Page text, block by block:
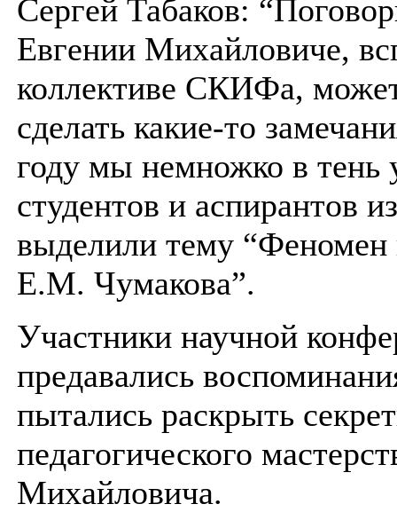
Сергей Табаков:
Евгении Михайловиче,
коллективе СКИФа,
сделать какие-то
году мы немножко в тень
студентов и аспирантов
выделили тему “Феномен
Е.М. Чумакова”.
Участники научной
предавались
пытались раскрыть
педагогического
Михайловича.